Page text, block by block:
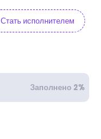
Стать исполнителем
Заполнено 2%